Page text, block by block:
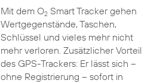
Mit dem O2Smart Tracker gehen
Wertgegenstände, Taschen,
Schlüssel und vieles mehr nicht
mehr verloren. Zusätzlicher Vorteil
des GPS-Trackers: Er lässt sich –
ohne Registrierung – sofort in